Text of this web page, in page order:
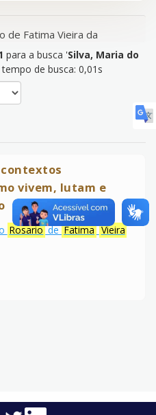
de Fatima Vieira da
para a busca 'Silva, Maria do
tempo de busca: 0,01s
contextos
vivem, lutam e
RosariodeFatima Vieira